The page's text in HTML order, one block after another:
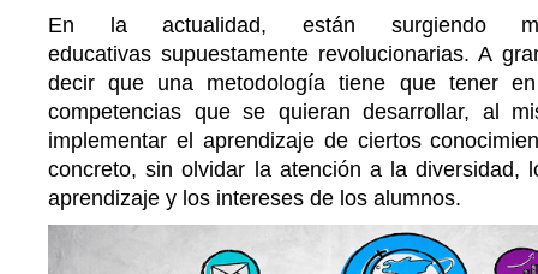
En la actualidad, están surgiendo
educativas supuestamente revolucionarias. A
decir que una metodología tiene que tener
competencias que se quieran desarrollar, al
implementar el aprendizaje de ciertos
concreto, sin olvidar la atención a la diversidad,
aprendizaje y los intereses de los alumnos.